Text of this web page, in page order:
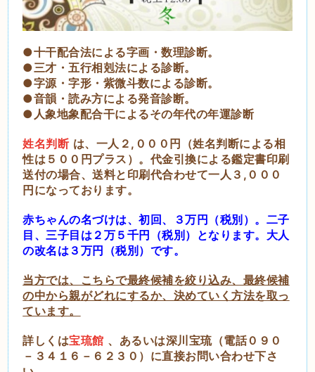
●十干配合法による字画・数理診断。
●三才・五行相剋法による診断。
●字源・字形・紫微斗数による診断。
●音韻・読み方による発音診断。
●人象地象配合干によるその年代の年運診断
姓名判断 は、一人２,０００円（姓名判断による相
性は５００円プラス）。代金引換による鑑定書印刷
送付の場合、送料と印刷代合わせて一人３,０００
円になっております。
赤ちゃんの名づけは、初回、３万円（税別）。二子
目、三子目は２万５千円（税別）となります。大人
の改名は３万円（税別）です。
当方では、こちらで最終候補を絞り込み、最終候補
の中から親がどれにするか、決めていく方法を取っ
ています。
詳しくは宝琉館 、あるいは深川宝琉（電話０９０
－３４１６－６２３０）に直接お問い合わせ下さ